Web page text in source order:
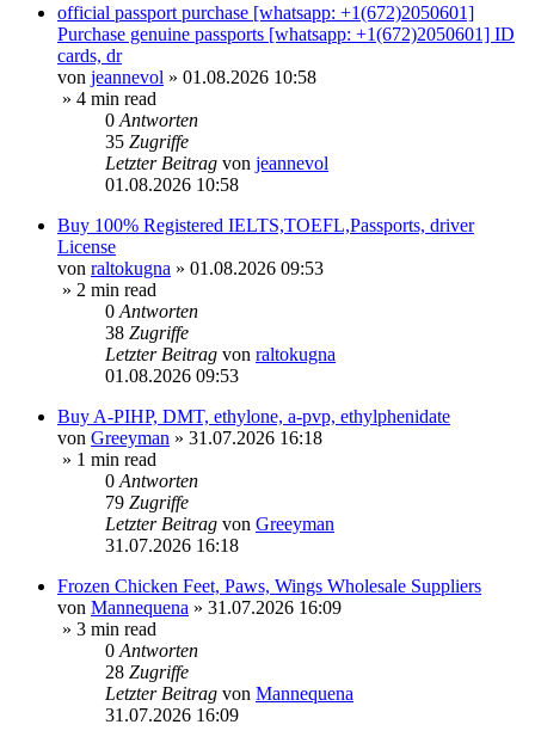
official passport purchase [whatsapp: +1(672)2050601]
Purchase genuine passports [whatsapp: +1(672)2050601] ID
cards, dr
von jeannevol » 01.08.2026 10:58
» 4 min read
0 Antworten
35 Zugriffe
Letzter Beitrag von jeannevol
01.08.2026 10:58
Buy 100% Registered IELTS,TOEFL,Passports, driver
License
von raltokugna » 01.08.2026 09:53
» 2 min read
0 Antworten
38 Zugriffe
Letzter Beitrag von raltokugna
01.08.2026 09:53
Buy A-PIHP, DMT, ethylone, a-pvp, ethylphenidate
von Greeyman » 31.07.2026 16:18
» 1 min read
0 Antworten
79 Zugriffe
Letzter Beitrag von Greeyman
31.07.2026 16:18
Frozen Chicken Feet, Paws, Wings Wholesale Suppliers
von Mannequena » 31.07.2026 16:09
» 3 min read
0 Antworten
28 Zugriffe
Letzter Beitrag von Mannequena
31.07.2026 16:09